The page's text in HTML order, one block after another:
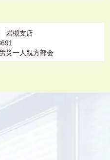
岩槻支店
災一人親方部会